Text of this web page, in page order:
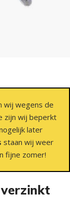
wij wegens de
zijn wij beperkt
later
staan wij weer
fijne zomer!